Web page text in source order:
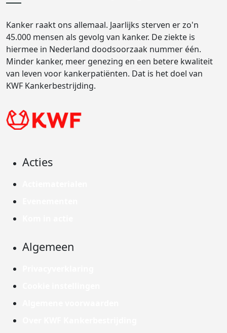
Kanker raakt ons allemaal. Jaarlijks sterven er zo'n
45.000 mensen als gevolg van kanker. De ziekte is
hiermee in Nederland doodsoorzaak nummer één.
Minder kanker, meer genezing en een betere kwaliteit
van leven voor kankerpatiënten. Dat is het doel van
KWF Kankerbestrijding.
Acties
Algemeen